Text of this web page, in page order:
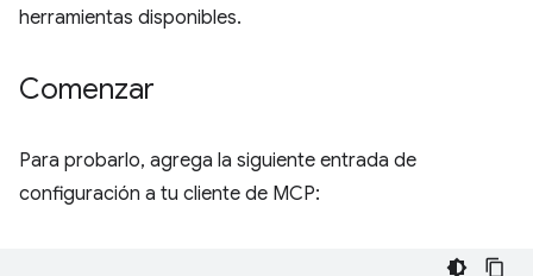
herramientas disponibles.
Comenzar
Para probarlo, agrega la siguiente entrada de
configuración a tu cliente de MCP: